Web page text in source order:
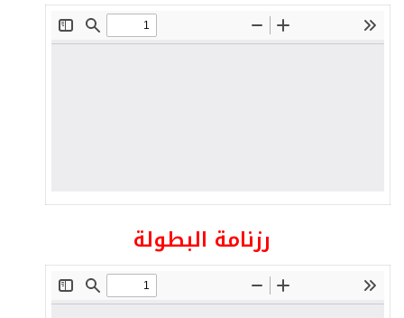
رزنامة البطولة